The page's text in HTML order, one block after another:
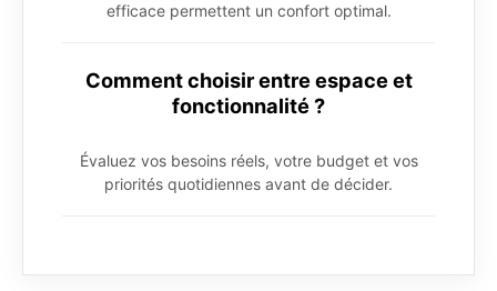
efficace permettent un confort optimal.
Comment choisir entre espace et
fonctionnalité ?
Évaluez vos besoins réels, votre budget et vos
priorités quotidiennes avant de décider.